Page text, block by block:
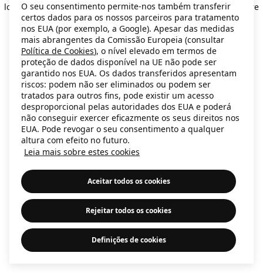
loadingsecondhand.ikea.com (see the browser console for more
information).
O seu consentimento permite-nos também transferir
certos dados para os nossos parceiros para tratamento
nos EUA (por exemplo, a Google). Apesar das medidas
mais abrangentes da Comissão Europeia (consultar
Política de Cookies), o nível elevado em termos de
proteção de dados disponível na UE não pode ser
garantido nos EUA. Os dados transferidos apresentam
riscos: podem não ser eliminados ou podem ser
tratados para outros fins, pode existir um acesso
desproporcional pelas autoridades dos EUA e poderá
não conseguir exercer eficazmente os seus direitos nos
EUA. Pode revogar o seu consentimento a qualquer
altura com efeito no futuro.
Leia mais sobre estes cookies
Aceitar todos os cookies
Rejeitar todos os cookies
Definições de cookies